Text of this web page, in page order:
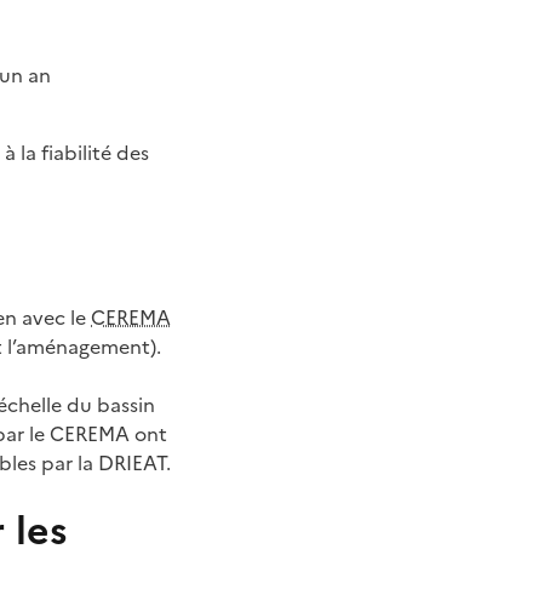
an
la fiabilité des
avec leCEREMA
du bassin
le CEREMA ont
par la DRIEAT.
les